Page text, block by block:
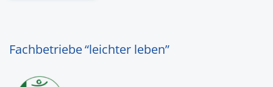
Fachbetriebe “leichter leben”